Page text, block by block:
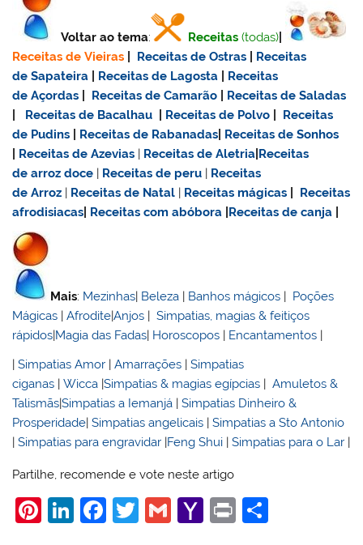
Voltar ao tema: Receitas (todas)
Receitas de Vieiras
Receitas de Ostras
Receitas
de Sapateira
Receitas de Lagosta
Receitas
de Açordas
Receitas de Camarão
Receitas de Saladas
Receitas de Bacalhau Receitas de Polvo
Receitas
de Pudins
Receitas de Rabanadas Receitas de Sonhos
Receitas de Azevias | Receitas de Aletria Receitas
dearroz doce | Receitas de peru | Receitas
de Arroz | Receitas de Natal | Receitas mágicas
Receitas
afrodisiacas Receitas com abóbora Receitas de canja
Mais: Mezinhas Beleza Banhos mágicos
Poções
Mágicas |Afrodite|Anjos |Simpatias, magias & feitiços
rápidos Magia das Fadas Horoscopos Encantamentos
|Simpatias Amor |Amarrações |Simpatias
ciganas |Wicca |Simpatias & magias egípcias |Amuletos &
Talismãs|Simpatias a Iemanjá |Simpatias Dinheiro &
Prosperidade|Simpatias angelicais |Simpatias a Sto Antonio
|Simpatias para engravidar |Feng Shui |Simpatias para o Lar |
Partilhe, recomende e vote neste artigo
Pi Li F
T
G
Y
Pr